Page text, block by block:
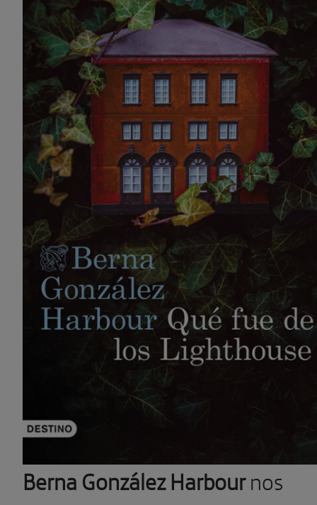
Berna González Harbournos